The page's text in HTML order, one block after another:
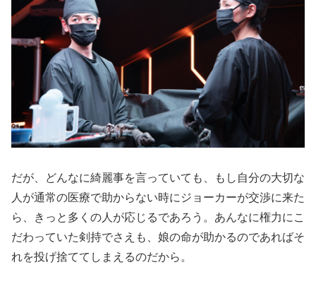
だが、どんなに綺麗事を言っていても、もし自分の大切な
人が通常の医療で助からない時にジョーカーが交渉に来た
ら、きっと多くの人が応じるであろう。あんなに権力にこ
だわっていた剣持でさえも、娘の命が助かるのであればそ
れを投げ捨ててしまえるのだから。